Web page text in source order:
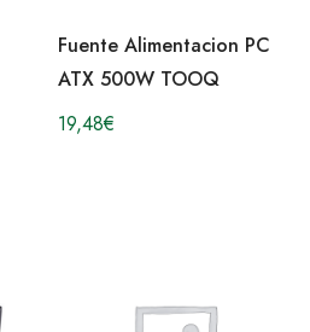
Fuente Alimentacion PC
ATX 500W TOOQ
19,48€